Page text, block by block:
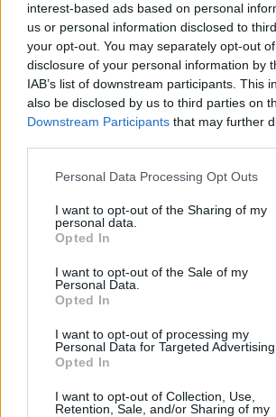
interest-based ads based on personal
us or personal information disclosed to
your opt-out. You may separately opt-out
disclosure of your personal information by
IAB’s list of downstream participants. This
also be disclosed by us to third parties on
Downstream Participants that may further
Personal Data Processing Opt Outs
I want to opt-out of the Sharing of my
personal data.
Opted In
I want to opt-out of the Sale of my
Personal Data.
Opted In
I want to opt-out of processing my
Personal Data for Targeted Advertising.
Opted In
I want to opt-out of Collection, Use,
Retention, Sale, and/or Sharing of my
2026-03-24
Agevolazione contributiva per
svantaggiate - Decontribuzione Sud (1°
dicembre 2022)
inps
1.115 euro
2026-03-24
Agevolazione contributiva per
dicembre 2022)
inps
2026-02-09
Fondo per il sostegno alla
Invitalia - Agenzia nazionale per
investimenti e lo sviluppo